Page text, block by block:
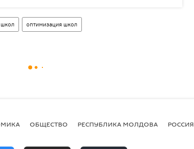
оптимизация школ
ОБЩЕСТВО РЕСПУБЛИКА МОЛДОВА РОССИЯ